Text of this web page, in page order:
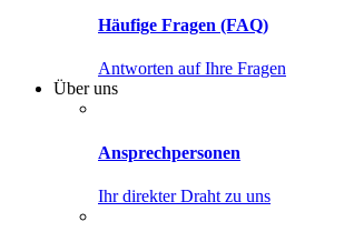
Häufige Fragen (FAQ)
Antworten auf Ihre Fragen
Über uns
Ansprechpersonen
Ihr direkter Draht zu uns